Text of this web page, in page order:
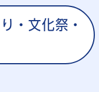
・文化祭・